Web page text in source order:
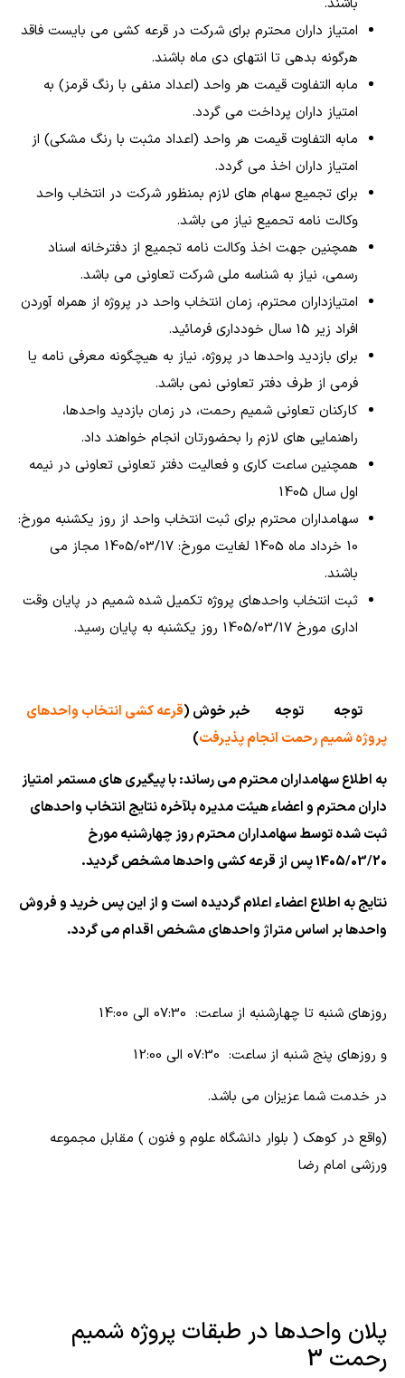
امتیاز داران محترم برای شرکت در قرعه کشی می بایست فاقد
هرگونه بدهی تا انتهای دی ماه باشند.
مابه التفاوت قیمت هر واحد (اعداد منفی با رنگ قرمز) به
امتیاز داران پرداخت می گردد.
مابه التفاوت قیمت هر واحد (اعداد مثبت با رنگ مشکی) از
امتیاز داران اخذ می گردد.
برای تجمیع سهام های لازم بمنظور شرکت در انتخاب واحد
وکالت نامه تحمیع نیاز می باشد.
همچنین جهت اخذ وکالت نامه تجمیع از دفترخانه اسناد
رسمی، نیاز به شناسه ملی شرکت تعاونی می باشد.
امتیازداران محترم، زمان انتخاب واحد در پروژه از همراه آوردن
افراد زیر 15 سال خودداری فرمائید.
برای بازدید واحدها در پروژه، نیاز به هیچگونه معرفی نامه یا
فرمی از طرف دفتر تعاونی نمی باشد.
کارکنان تعاونی شمیم رحمت، در زمان بازدید واحدها،
راهنمایی های لازم را بحضورتان انجام خواهند داد.
همچنین ساعت کاری و فعالیت دفتر تعاونی تعاونی در نیمه
اول سال 1405
سهامداران محترم برای ثبت انتخاب واحد از روز یکشنبه مورخ:
10 خرداد ماه 1405 لغایت مورخ: 1405/03/17 مجاز می
باشند.
ثبت انتخاب واحدهای پروژه تکمیل شده شمیم در پایان وقت
اداری مورخ 1405/03/17 روز یکشنبه به پایان رسید.
توجه توجه خبر خوش (قرعه کشی انتخاب واحدهای
پروژه شمیم رحمت انجام پذیرفت)
به اطلاع سهامداران محترم می رساند: با پیگیری های مستمر امتیاز
داران محترم و اعضاء هیئت مدیره بلآخره نتایج انتخاب واحدهای
ثبت شده توسط سهامداران محترم روز چهارشنبه مورخ
1405/03/20 پس از قرعه کشی واحدها مشخص گردید.
نتایج به اطلاع اعضاء اعلام گردیده است و از این پس خرید و فروش
واحدها بر اساس متراژ واحدهای مشخص اقدام می گردد.
روزهای شنبه تا چهارشنبه از ساعت: 07:30 الی 14:00
و روزهای پنج شنبه از ساعت: 07:30 الی 12:00
در خدمت شما عزیزان می باشد.
(واقع در کوهک ( بلوار دانشگاه علوم و فنون ) مقابل مجموعه
ورزشی امام رضا
پلان واحدها در طبقات پروژه شمیم
رحمت 3